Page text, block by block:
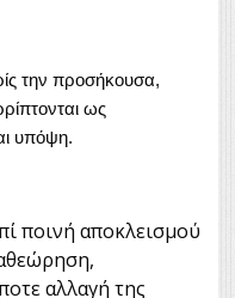
την προσήκουσα,
ως
υπόψη.
ποινή αποκλεισμού
αλλαγή της